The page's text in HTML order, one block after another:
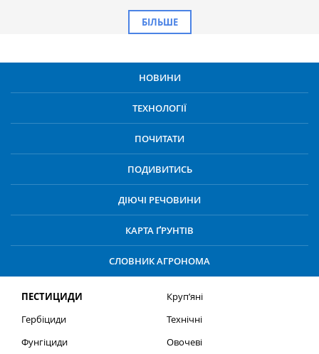
БІЛЬШЕ
НОВИНИ
ТЕХНОЛОГІЇ
ПОЧИТАТИ
ПОДИВИТИСЬ
ДІЮЧІ РЕЧОВИНИ
КАРТА ҐРУНТІВ
СЛОВНИК АГРОНОМА
ПЕСТИЦИДИ
Гербіциди
Фунгіциди
Круп’яні
Технічні
Овочеві